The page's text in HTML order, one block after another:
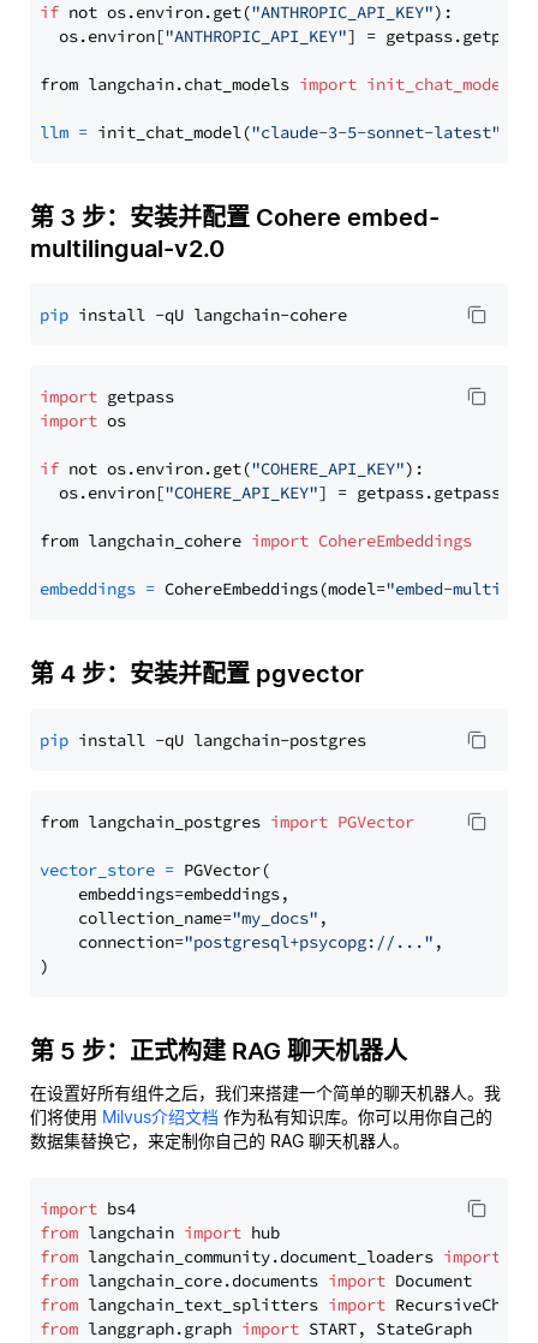
if not os.environ.get("ANTHROPIC_API_KEY"):
  os.environ[
"ANTHROPIC_API_KEY"] = getpass.getpass(
from langchain.chat_models import init_chat_model
llm = init_chat_model("claude-3-5-sonnet-latest"
第 3 步：安装并配置 Cohere embed-
multilingual-v2.0
pip
import
import os
if not os.environ.get("COHERE_API_KEY"):
  os.environ[
"COHERE_API_KEY"] = getpass.getpass(
from langchain_cohere import CohereEmbeddings
embeddings = CohereEmbeddings(model="embed-
第 4 步：安装并配置 pgvector
pip
from langchain_postgres import PGVector
vector_store = PGVector(
    embeddings=embeddings,
    collection_name=
"my_docs" ,
    connection=
"postgresql+psycopg://..." ,
第 5 步：正式构建 RAG 聊天机器人
在设置好所有组件之后，我们来搭建一个简单的聊天机器人。我
们将使用 Milvus介绍文档 作为私有知识库。你可以用你自己的
数据集替换它，来定制你自己的 RAG 聊天机器人。
import
from langchain import
from langchain_community.document_loaders import
from langchain_core.documents import
from langchain_text_splitters import
from langgraph.graph import